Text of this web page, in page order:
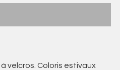
velcros. Coloris estivaux